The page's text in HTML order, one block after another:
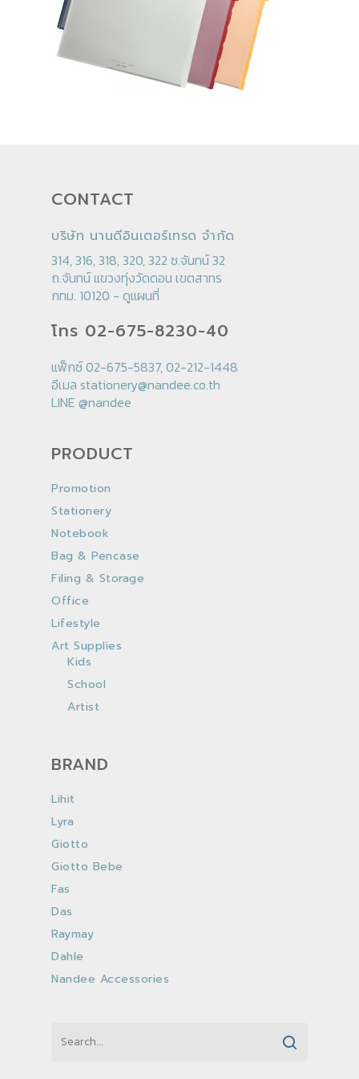
CONTACT
บริษัท นานดีอินเตอร์เทรด จำกัด
314, 316, 318, 320, 322 ซ.จันทน์ 32
ถ.จันทน์ แขวงทุ่งวัดดอน เขตสาทร
กทม. 10120 - ดูแผนที่
โทร 02-675-8230-40
แฟ็กซ์ 02-675-5837, 02-212-1448
อีเมล stationery@nandee.co.th
LINE @nandee
PRODUCT
Promotion
Stationery
Notebook
Bag & Pencase
Filing & Storage
Office
Lifestyle
Art Supplies
Kids
School
Artist
BRAND
Lihit
Lyra
Giotto
Giotto Bebe
Fas
Das
Raymay
Dahle
Nandee Accessories